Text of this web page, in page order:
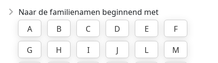
Naar de familienamen beginnend met
A
B C D E
F
G
H I J L
M